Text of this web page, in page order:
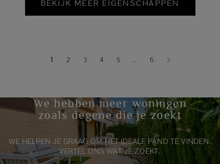
BEKIJK MEER EIGENSCHAPPEN
1(current)
2 3 4 5 … 6
We hebben meer woningen
zoals degene die je zoekt
WE HELPEN JE GRAAG OM HET IDEALE PAND TE VINDEN.
VERTEL ONS WAT JE ZOEKT.